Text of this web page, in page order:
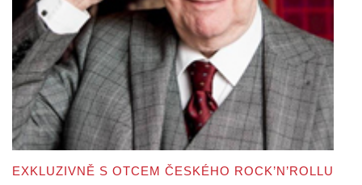
EXKLUZIVNĚ S OTCEM ČESKÉHO ROCK’N’ROLLU